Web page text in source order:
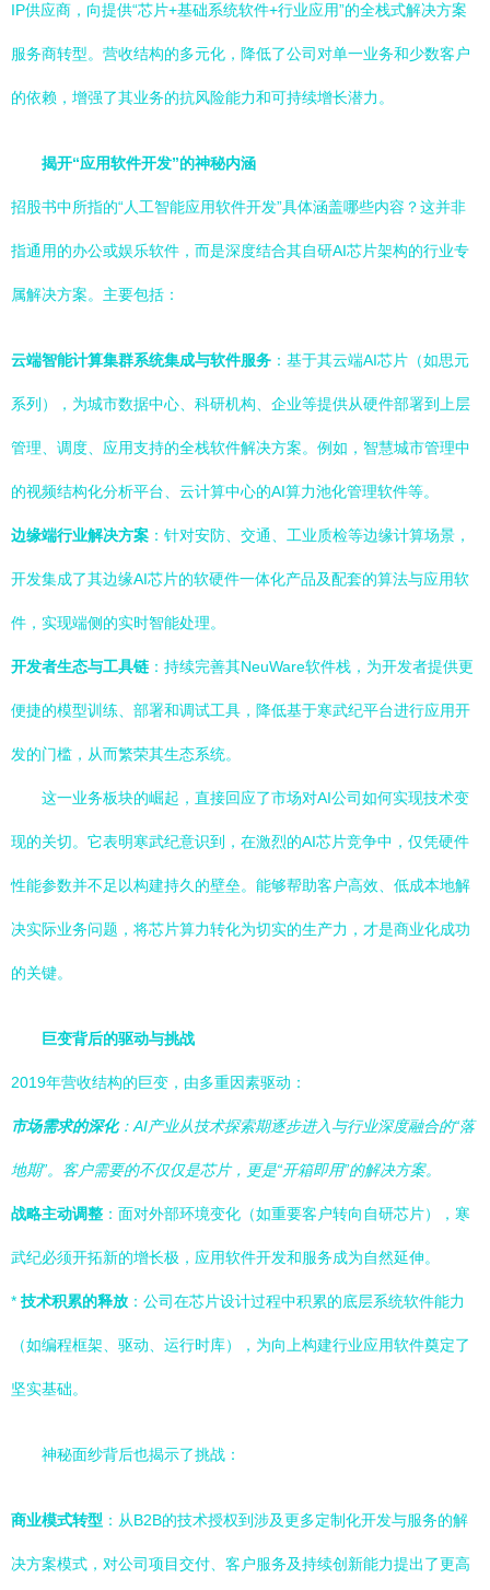
IP供应商，向提供“芯片+基础系统软件+行业应用”的全栈式解决方案
服务商转型。营收结构的多元化，降低了公司对单一业务和少数客户
的依赖，增强了其业务的抗风险能力和可持续增长潜力。
揭开“应用软件开发”的神秘内涵
招股书中所指的“人工智能应用软件开发”具体涵盖哪些内容？这并非
指通用的办公或娱乐软件，而是深度结合其自研AI芯片架构的行业专
属解决方案。主要包括：
云端智能计算集群系统集成与软件服务 ：基于其云端AI芯片（如思元
系列），为城市数据中心、科研机构、企业等提供从硬件部署到上层
管理、调度、应用支持的全栈软件解决方案。例如，智慧城市管理中
的视频结构化分析平台、云计算中心的AI算力池化管理软件等。
边缘端行业解决方案 ：针对安防、交通、工业质检等边缘计算场景，
开发集成了其边缘AI芯片的软硬件一体化产品及配套的算法与应用软
件，实现端侧的实时智能处理。
开发者生态与工具链 ：持续完善其NeuWare软件栈，为开发者提供更
便捷的模型训练、部署和调试工具，降低基于寒武纪平台进行应用开
发的门槛，从而繁荣其生态系统。
这一业务板块的崛起，直接回应了市场对AI公司如何实现技术变
现的关切。它表明寒武纪意识到，在激烈的AI芯片竞争中，仅凭硬件
性能参数并不足以构建持久的壁垒。能够帮助客户高效、低成本地解
决实际业务问题，将芯片算力转化为切实的生产力，才是商业化成功
的关键。
巨变背后的驱动与挑战
2019年营收结构的巨变，由多重因素驱动：
市场需求的深化：AI产业从技术探索期逐步进入与行业深度融合的“落
地期”。客户需要的不仅仅是芯片，更是“开箱即用”的解决方案。
战略主动调整 ：面对外部环境变化（如重要客户转向自研芯片），寒
武纪必须开拓新的增长极，应用软件开发和服务成为自然延伸。
* 技术积累的释放 ：公司在芯片设计过程中积累的底层系统软件能力
（如编程框架、驱动、运行时库），为向上构建行业应用软件奠定了
坚实基础。
神秘面纱背后也揭示了挑战：
商业模式转型 ：从B2B的技术授权到涉及更多定制化开发与服务的解
决方案模式，对公司项目交付、客户服务及持续创新能力提出了更高